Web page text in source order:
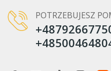
POTRZEBUJESZ